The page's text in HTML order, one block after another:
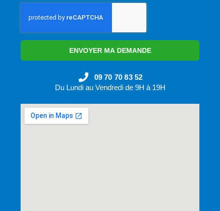
ENVOYER MA DEMANDE
09 70 70 83 52
Du Lundi au Vendredi de 9H à 19H